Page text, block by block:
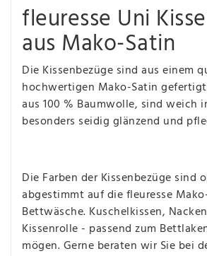
fleuresse Uni
aus Mako-Satin
Die Kissenbezüge sind aus einem
hochwertigen Mako-Satin
aus 100 % Baumwolle, sind weich
besonders seidig glänzend und
Die Farben der Kissenbezüge sind
abgestimmt auf die fleuresse
Bettwäsche. Kuschelkissen,
Kissenrolle - passend zum
mögen. Gerne beraten wir Sie bei